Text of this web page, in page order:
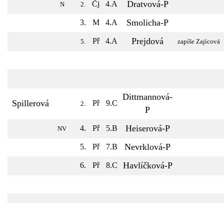
N 2. Čj 4.A Dratvová-P
3. M 4.A Smolicha-P
5. Př 4.A Prejdová zapíše Zajícová
Spillerová 2. Př 9.C
Dittmannová-
P
NV 4. Př 5.B Heiserová-P
5. Př 7.B Nevrklová-P
6. Př 8.C Havlíčková-P